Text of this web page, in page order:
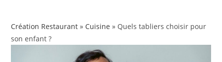
Création Restaurant » Cuisine » Quels tabliers choisir pour
son enfant ?